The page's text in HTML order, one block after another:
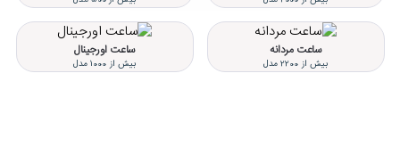
ساعت مردانه
بیش از 2200 مدل
ساعت اورجینال
بیش از 1000 مدل